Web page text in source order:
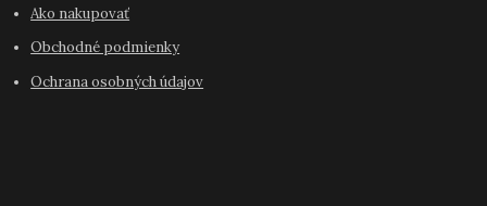
Ako nakupovať
Obchodné podmienky
Ochrana osobných údajov